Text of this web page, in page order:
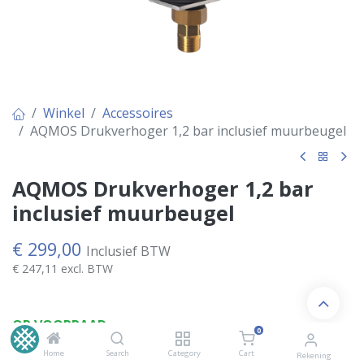
Home Search Category
0
Cart Rekening
Winkel
Accessoires
AQMOS Drukverhoger 1,2 bar inclusief muurbeugel
AQMOS Drukverhoger 1,2 bar
inclusief muurbeugel
€ 299,00 Inclusief BTW
€ 247,11 excl. BTW
OP VOORRAAD